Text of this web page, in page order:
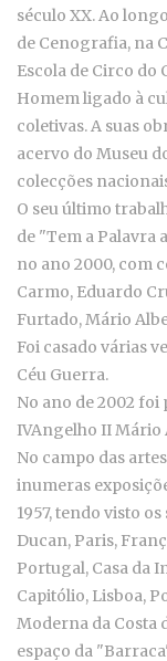
século XX. Ao
de Cenografia, na
Escola de Circo do
Homem ligado à
coletivas. A suas
acervo do Museu
colecções
O seu último
de "Tem a Palavra
no ano 2000, com
Carmo, Eduardo
Furtado, Mário
Foi casado várias
Céu Guerra.
No ano de 2002
IVAngelho II Mário
No campo das
inumeras
1957, tendo visto
Ducan, Paris,
Portugal, Casa da
Capitólio, Lisboa,
Moderna da Costa
espaço da